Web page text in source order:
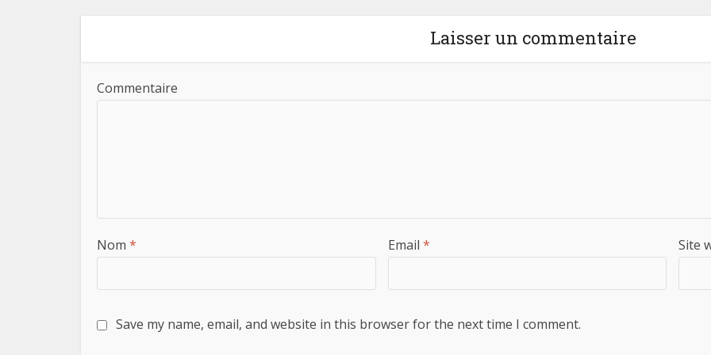
Laisser un commentaire
Commentaire
Nom * Email * Site
Save my name, email, and website in this browser for the next time I comment.